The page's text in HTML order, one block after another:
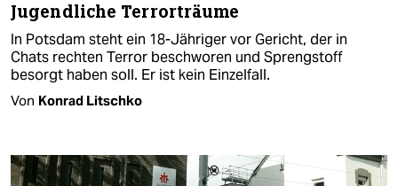
Jugendliche Terrorträume
In Potsdam steht ein 18-Jähriger vor Gericht, der in
Chats rechten Terror beschworen und Sprengstoff
besorgt haben soll. Er ist kein Einzelfall.
Von Konrad Litschko